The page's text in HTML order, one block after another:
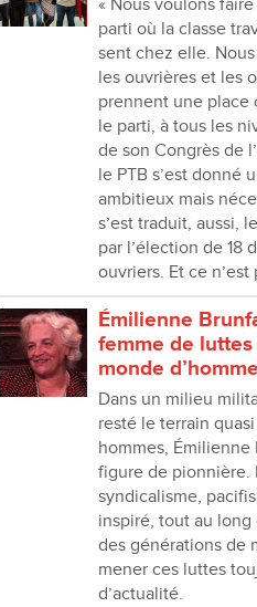
« Nous voulons
parti où la classe
sent chez elle.
les ouvrières et les
prennent une place
le parti, à tous les
de son Congrès de
le PTB sʼest donné
ambitieux mais
sʼest traduit, aussi,
par lʼélection de 18
ouvriers. Et ce nʼest
Émilienne
femme de luttes
monde
Dans un milieu
resté le terrain
hommes,
figure de pionnière.
syndicalisme,
inspiré, tout au long
des générations de
mener ces luttes
d’actualité.